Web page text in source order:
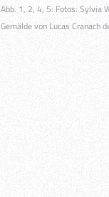
Abb. 1, 2, 4, 5: Fotos: Sylvia
Gemälde von Lucas Cranach